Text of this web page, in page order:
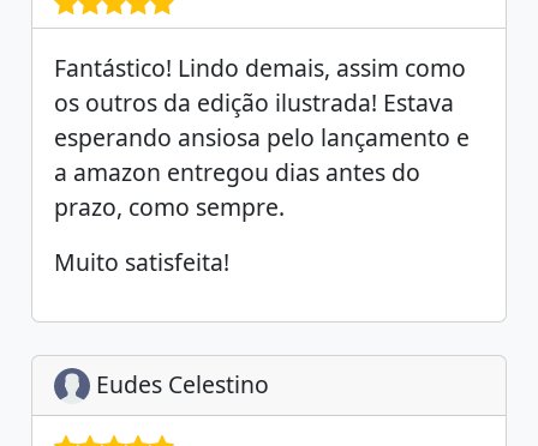
Fantástico! Lindo demais, assim como
os outros da edição ilustrada! Estava
esperando ansiosa pelo lançamento e
a amazon entregou dias antes do
prazo, como sempre.
Muito satisfeita!
Eudes Celestino